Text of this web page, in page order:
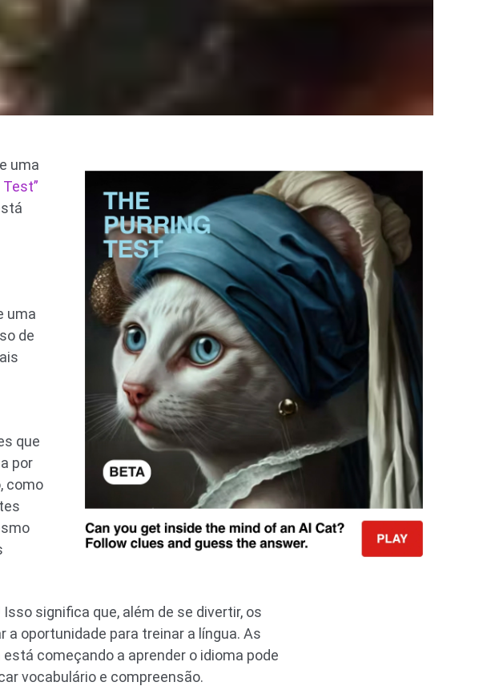
uma
Test”
uma
de
que
por
como
significa que, além de se divertir, os
oportunidade para treinar a língua. As
começando a aprender o idioma pode
vocabulário e compreensão.